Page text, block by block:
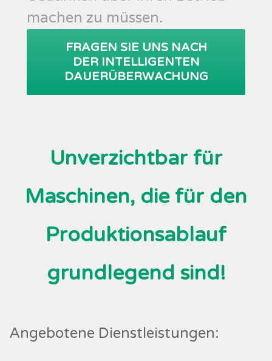
machen zu müssen.
FRAGEN SIE UNS NACH
DER INTELLIGENTEN
DAUERÜBERWACHUNG
Unverzichtbar für
Maschinen, die für den
Produktionsablauf
grundlegend sind!
Angebotene Dienstleistungen: